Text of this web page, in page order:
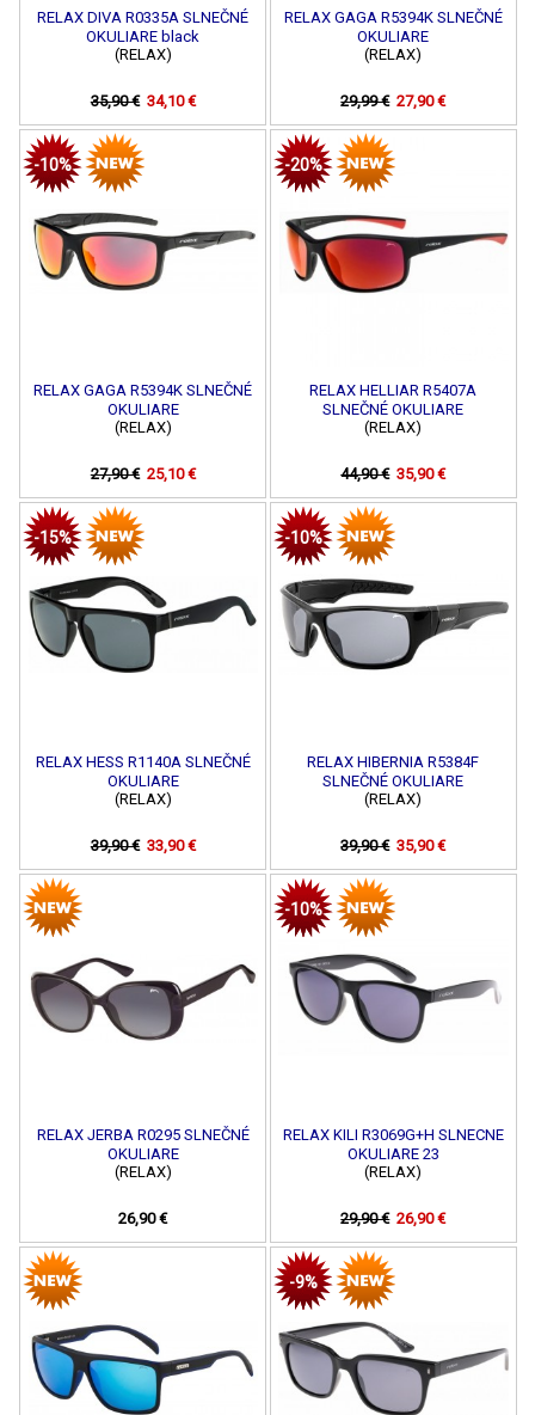
RELAX DIVA R0335A SLNEČNÉ
OKULIARE black
(RELAX)
35,90 € 34,10 €
RELAX GAGA R5394K SLNEČNÉ
OKULIARE
(RELAX)
29,99 € 27,90 €
-10%
RELAX GAGA R5394K SLNEČNÉ
OKULIARE
(RELAX)
27,90 € 25,10 €
-20%
RELAX HELLIAR R5407A
SLNEČNÉ OKULIARE
(RELAX)
44,90 € 35,90 €
-15%
RELAX HESS R1140A SLNEČNÉ
OKULIARE
(RELAX)
39,90 € 33,90 €
-10%
RELAX HIBERNIA R5384F
SLNEČNÉ OKULIARE
(RELAX)
39,90 € 35,90 €
RELAX JERBA R0295 SLNEČNÉ
OKULIARE
(RELAX)
26,90 €
-10%
RELAX KILI R3069G+H SLNECNE
OKULIARE 23
(RELAX)
29,90 € 26,90 €
-9%